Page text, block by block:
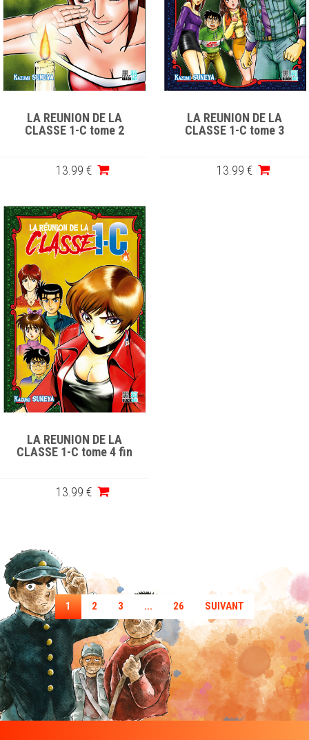
LA REUNION DE LA
CLASSE 1-C tome 2
13.99 €
LA REUNION DE LA
CLASSE 1-C tome 3
13.99 €
LA REUNION DE LA
CLASSE 1-C tome 4 fin
13.99 €
1 2 3 ... 26 SUIVANT